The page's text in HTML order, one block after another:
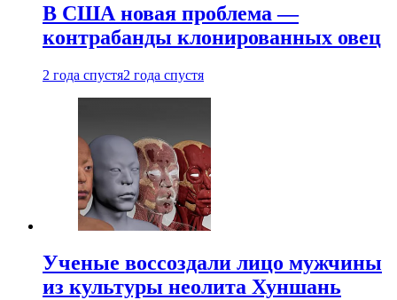
В США новая проблема —
контрабанды клонированных овец
2 года спустя2 года спустя
Ученые воссоздали лицо мужчины
из культуры неолита Хуншань